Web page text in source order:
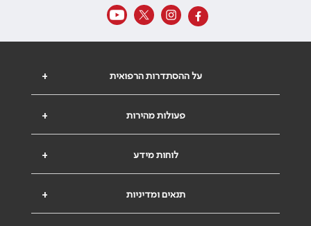
+ על ההסתדרות הרפואית
+ פעולות מהירות
+ לוחות מידע
+ תנאים ומדיניות